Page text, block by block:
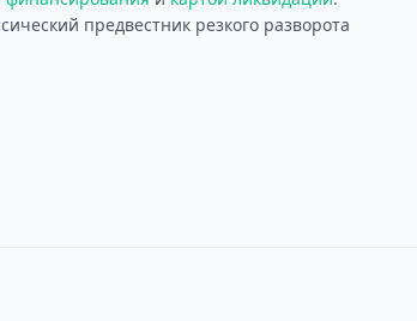
предвестник резкого разворота